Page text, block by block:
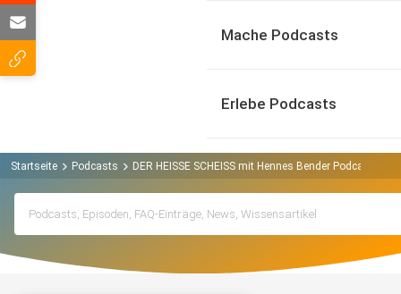
Mache Podcasts
Erlebe Podcasts
Startseite Podcasts DER HEISSE SCHEISS mit Hennes Bender Podcast